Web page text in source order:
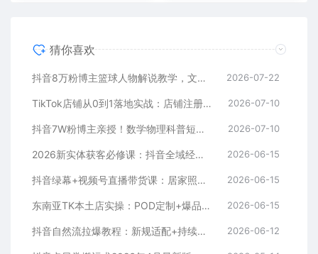
猜你喜欢
抖音8万粉博主篮球人物解说教学，文案剪辑全套实操，玩转伙伴计划精选单日收益破千 2026-07-22
TikTok店铺从0到1落地实战：店铺注册+产品上架+物流回款+内容剪辑，小白也能出单 2026-07-10
抖音7W粉博主亲授！数学物理科普短视频，单日300-500，伙伴计划+收徒+商单全变现 2026-07-10
2026新实体获客必修课：抖音全域经营实操，从认知破局到持续盈利 2026-06-15
抖音绿幕+视频号直播带货课：居家照着稿子念起号，手机电脑双场景搭建全流程 2026-06-15
东南亚TK本土店实操：POD定制+爆品截流+暴力冷启动，0粉也能开橱窗带货 2026-06-15
抖音自然流拉爆教程：新规适配+持续更新，话术+投放+起号一站式实战教学（更新26年5月11） 2026-06-12